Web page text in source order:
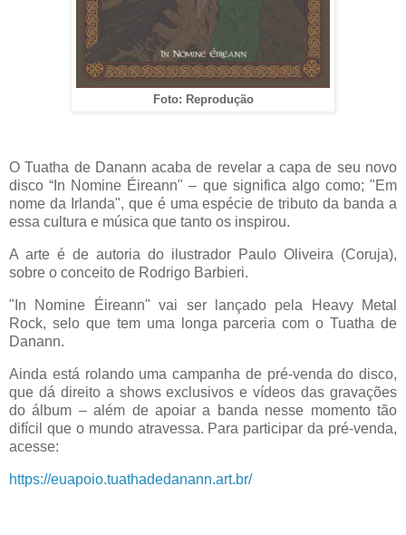
Foto: Reprodução
O Tuatha de Danann acaba de revelar a capa de seu novo
disco “In Nomine Éireann" – que significa algo como; "Em
nome da Irlanda", que é uma espécie de tributo da banda a
essa cultura e música que tanto os inspirou.
A arte é de autoria do ilustrador Paulo Oliveira (Coruja),
sobre o conceito de Rodrigo Barbieri.
"In Nomine Éireann" vai ser lançado pela Heavy Metal
Rock, selo que tem uma longa parceria com o Tuatha de
Danann.
Ainda está rolando uma campanha de pré-venda do disco,
que dá direito a shows exclusivos e vídeos das gravações
do álbum – além de apoiar a banda nesse momento tão
difícil que o mundo atravessa. Para participar da pré-venda,
acesse:
https://euapoio.tuathadedanann.art.br/